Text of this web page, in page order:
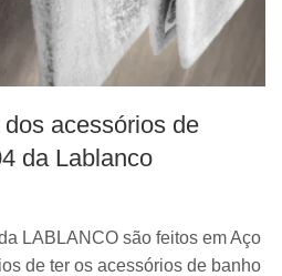
acessórios de
da Lablanco
LABLANCO são feitos em Aço
de ter os acessórios de banho